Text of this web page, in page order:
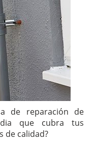
de reparación de
que cubra tus
de calidad?